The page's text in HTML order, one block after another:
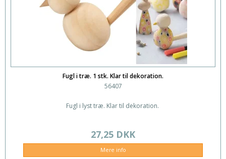
Fugl i træ. 1 stk. Klar til dekoration.
56407
Fugl i lyst træ. Klar til dekoration.
27,25 DKK
Mere info